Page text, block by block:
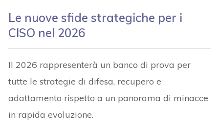
Le nuove sfide strategiche per i
CISO nel 2026
Il 2026 rappresenterà un banco di prova per
tutte le strategie di difesa, recupero e
adattamento rispetto a un panorama di minacce
in rapida evoluzione.